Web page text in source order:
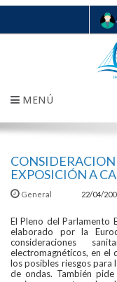
MENÚ
EXPOSICIÓN A
General 22/04/
El Pleno del Parlamento
elaborado por la
consideraciones
electromagnéticos, en el
los posibles riesgos para
de ondas. También pide